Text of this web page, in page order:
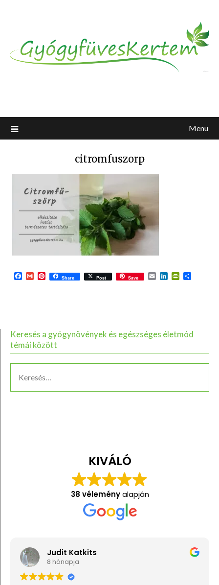
Menu
citromfuszorp
Facebook
GmailPinterest
Share Post Save EmailLinkedIn
Keresés a gyógynövények és egészséges életmód
témái között
KIVÁLÓ
38 véleményalapján
Judit Katkits
8 hónapja